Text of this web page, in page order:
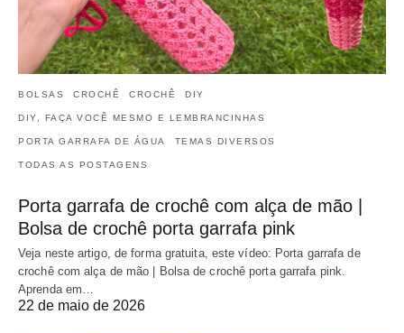
BOLSAS CROCHÊ CROCHÊ DIY
DIY, FAÇA VOCÊ MESMO E LEMBRANCINHAS
PORTA GARRAFA DE ÁGUA TEMAS DIVERSOS
TODAS AS POSTAGENS
Porta garrafa de crochê com alça de mão |
Bolsa de crochê porta garrafa pink
Veja neste artigo, de forma gratuita, este vídeo: Porta garrafa de
crochê com alça de mão | Bolsa de crochê porta garrafa pink.
Aprenda em…
22 de maio de 2026